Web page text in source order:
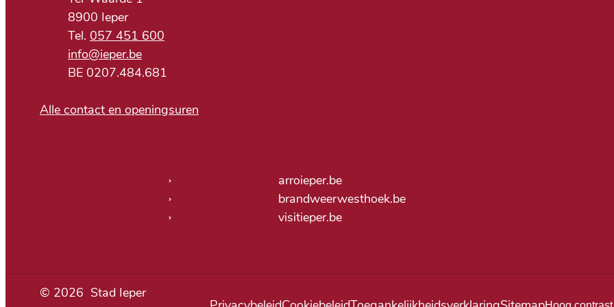
,8900 Ieper
057 451 600
E-mailinfo@ieper.be
BTW nr.BE 0207.484.681
Alle contact en openingsuren
arroieper.be
brandweerwesthoek.be
visitieper.be
© 2026 Stad Ieper